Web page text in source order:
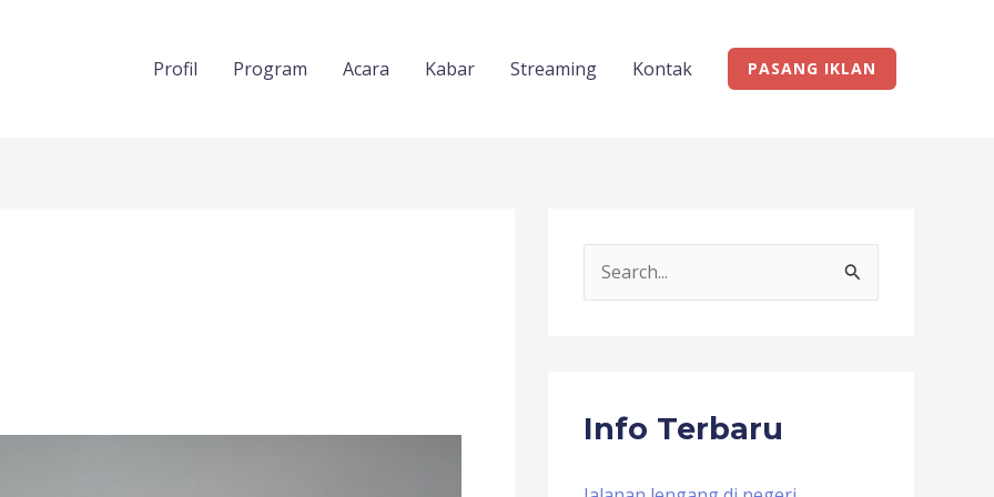
Profil Program Acara Kabar Streaming Kontak PASANG IKLAN
c
f
Info Terbaru